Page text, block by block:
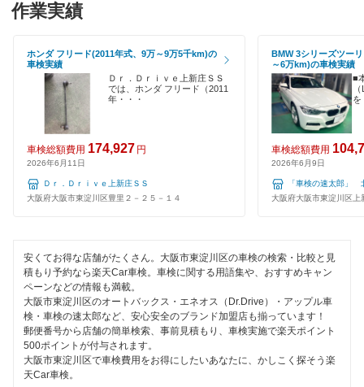
大阪市浪速区
大阪市西区
大阪市西成区
大阪市西淀川区
大阪市東住吉区
大阪市東成区
大阪市港区
大阪市都島区
大阪市淀川区
大阪市
EV車OK
120分以内の車検
1日車検
夜間受付
整備保証
コンピューター診断
閉じる
作業実績
ホンダ フリード(2011年式、9万～9万5千km)の
車検実績
Ｄｒ．Ｄｒｉｖｅ上新庄ＳＳ
では、ホンダ フリード（2011
年・・・
車検総額費用 174,927 円
2026年6月11日
Ｄｒ．Ｄｒｉｖｅ上新庄ＳＳ
大阪府大阪市東淀川区豊里２－２５－１４
BMW 3シリーズツー
～6万km)の車検実績
■
を
車検総額費用
2026年6月9日
「車検の速太郎
大阪府大阪市東淀川区上
安くてお得な店舗がたくさん。大阪市東淀川区の車検の検索・比較と見
積もり予約なら楽天Car車検。車検に関する用語集や、おすすめキャン
ペーンなどの情報も満載。
大阪市東淀川区のオートバックス・エネオス（Dr.Drive）・アップル車
検・車検の速太郎など、安心安全のブランド加盟店も揃っています！
郵便番号から店舗の簡単検索、事前見積もり、車検実施で楽天ポイント
500ポイントが付与されます。
大阪市東淀川区で車検費用をお得にしたいあなたに、かしこく探そう楽
天Car車検。